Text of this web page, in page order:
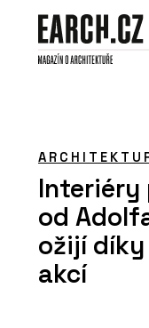
Interiéry
od
ožijí
akcí